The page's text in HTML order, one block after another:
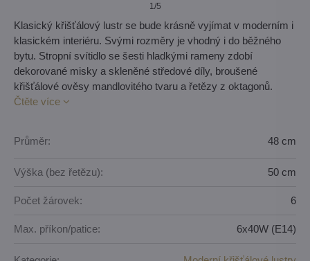
1 /5
Klasický křišťálový lustr se bude krásně vyjímat v moderním i
klasickém interiéru. Svými rozměry je vhodný i do běžného
bytu. Stropní svítidlo se šesti hladkými rameny zdobí
dekorované misky a skleněné středové díly, broušené
křišťálové ověsy mandlovitého tvaru a řetězy z oktagonů.
Čtěte více
Průměr: 48 cm
Výška (bez řetězu): 50 cm
Počet žárovek: 6
Max. příkon/patice: 6x40W (E14)